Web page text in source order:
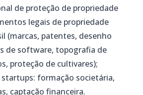
de proteção de propriedade
legais de propriedade
(marcas, patentes, desenho
de software, topografia de
proteção de cultivares);
formação societária,
captação financeira.